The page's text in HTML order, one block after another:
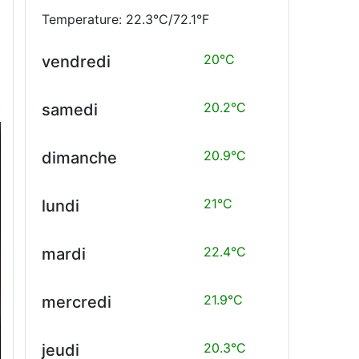
Temperature: 22.3°C/72.1°F
vendredi 20°C
samedi 20.2°C
dimanche 20.9°C
lundi 21°C
mardi 22.4°C
mercredi 21.9°C
jeudi 20.3°C